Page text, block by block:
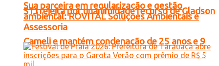
STJ rejeita por unanimidade recurso de Gladson
Cameli e mantém condenação de 25 anos e 9
Sua parceira em regularização e gestão
ambiental: ROVITAL Soluções Ambientais e
Assessoria